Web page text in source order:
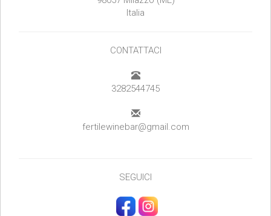
Italia
CONTATTACI
3282544745
fertilewinebar@gmail.com
SEGUICI